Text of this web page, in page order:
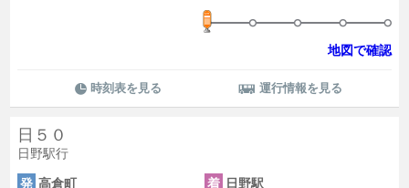
地図で確認
時刻表を見る 運行情報を見る
日５０
日野駅行
発 高倉町
着 日野駅